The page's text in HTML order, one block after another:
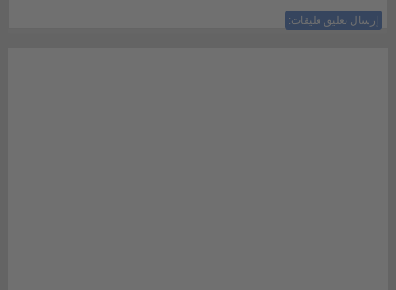
ليست هناك تعليقات:
إرسال تعليق